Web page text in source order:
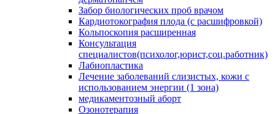
Забор биологических проб врачом
Кардиотокография плода (с расшифровкой)
Кольпоскопия расширенная
Консультация
специалистов(психолог,юрист,соц.работник)
Лабиопластика
Лечение заболеваний слизистых, кожи с
использованием энергии (1 зона)
медикаментозный аборт
Озонотерапия